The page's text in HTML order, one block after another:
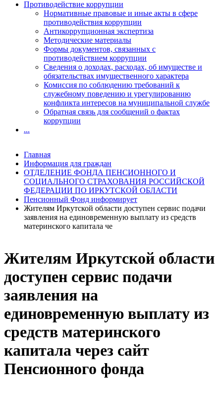
Жителям Иркутской области
доступен сервис подачи
заявления на
единовременную выплату из
средств материнского
капитала через сайт
Пенсионного фонда
Противодействие коррупции
Нормативные правовые и иные акты в сфере
противодействия коррупции
Антикоррупционная экспертиза
Методические материалы
Формы документов, связанных с
противодействием коррупции
Сведения о доходах, расходах, об имуществе и
обязательствах имущественного характера
Комиссия по соблюдению требований к
служебному поведению и урегулированию
конфликта интересов на муниципальной службе
Обратная связь для сообщений о фактах
коррупции
...
Главная
Информация для граждан
ОТДЕЛЕНИЕ ФОНДА ПЕНСИОННОГО И
СОЦИАЛЬНОГО СТРАХОВАНИЯ РОССИЙСКОЙ
ФЕДЕРАЦИИ ПО ИРКУТСКОЙ ОБЛАСТИ
Пенсионный Фонд информирует
Жителям Иркутской области доступен сервис подачи
заявления на единовременную выплату из средств
материнского капитала че